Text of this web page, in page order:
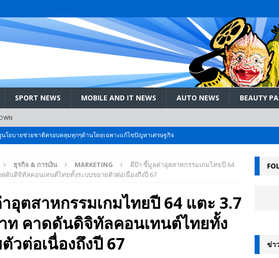
SPORT NEWS MOBILE AND IT NEWS AUTO NEWS BEAUTY
ยบายช่วยชาติครอบคลุมทุกๆด้านโดยเฉพาะแก้ไขปัญหาเศรษฐกิจ
International Motor 2026 ที่คนรักรถ ไม่ควรพลาด 25 มีค. – 5
าะสนามเจดีย์ใหญ่: เมื่อคะแนนนิยม ‘ส้ม’ พุ่งชนกำแพง ‘บ้านใหญ่’ ใน
เข้าใจผู้ใช้ไทยมากที่สุด
AUTO NEWS
“GIN-D”
ธุรกิจ & การเงิน MARKETING
ดีป้า ชี้มูลค่าอุตสาหกรรมเกมไทยปี 64
ดันดิจิทัลคอนเทนต์ไทยทั้งระบบขยายตัวต่อเนื่องถึงปี 67
อุตสาหกรรมเกมไทยปี 64 แตะ 3.7
ท คาดดันดิจิทัลคอนเทนต์ไทยทั้ง
วต่อเนื่องถึงปี 67
ข่า